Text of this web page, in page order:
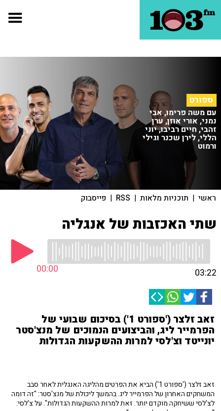
ספורט
עם משה פרימו, אבי
נמני, אורי אוזן, ערן
זהבי, חיים רביבו, יוני
הללי, לירן שכנר וגילי
ורמוט
ראשי | תוכניות מלאות |
RSS
| פייסבוק
שתי האכזבות של אנגליה
00:00 03:22
זאב זלצר ('ספורט 1') בסיכום שבועי של
הפרמייר ליג, והביצועים הנמוכים של מנצ'סטר
יונייטד וצ'לסי למרות ההשקעות הגדולות
זאב זלצר ('ספורט 1') הביא את הפרטים מהליגה האנגלית לאחר סבב
המשחקים האחרון של הפרמייר ליג. בהמשך ליכולת של מנצ'סטר: "זה דומה
לצ'לסי ששיחקה מוקדם יותר. זאת למרות ההשקעות הגדולות". על צ'לסי: